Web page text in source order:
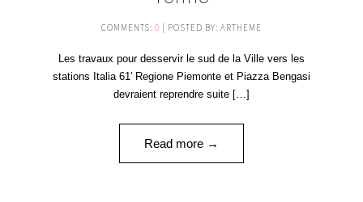
COMMENTS: 0 | POSTED BY: ARTHEME
Les travaux pour desservir le sud de la Ville vers les
stations Italia 61′ Regione Piemonte et Piazza Bengasi
devraient reprendre suite […]
Read more →